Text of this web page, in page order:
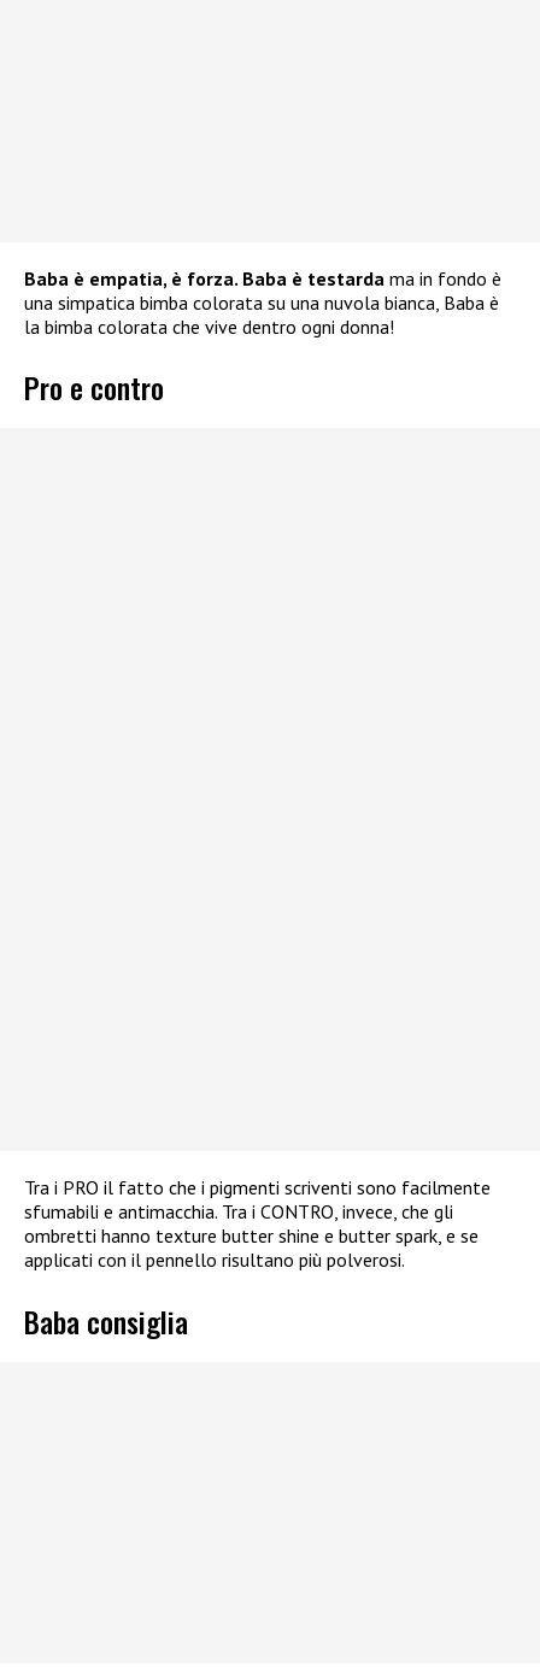
Baba è empatia, è forza. Baba è testarda ma in fondo è
una simpatica bimba colorata su una nuvola bianca, Baba è
la bimba colorata che vive dentro ogni donna!
Pro e contro
Tra i PRO il fatto che i pigmenti scriventi sono facilmente
sfumabili e antimacchia. Tra i CONTRO, invece, che gli
ombretti hanno texture butter shine e butter spark, e se
applicati con il pennello risultano più polverosi.
Baba consiglia